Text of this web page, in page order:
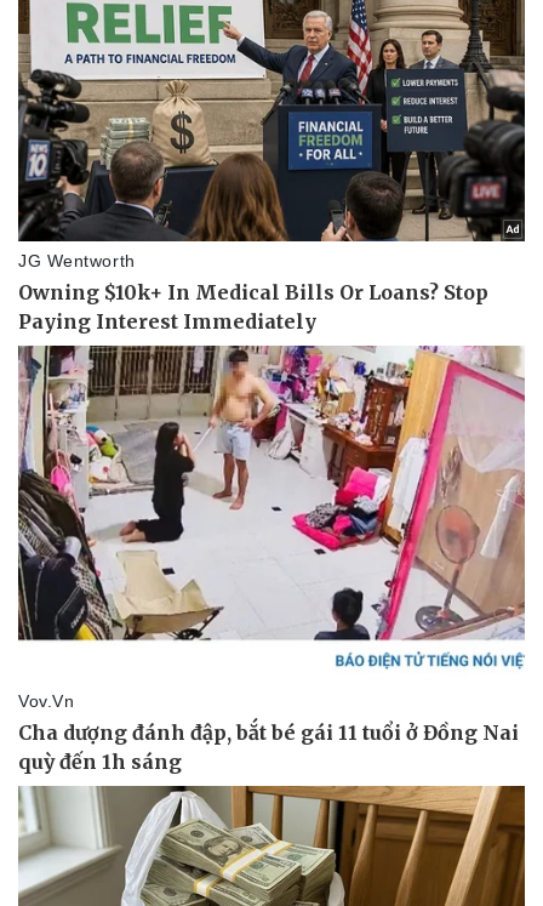
Thể thao
Bóng đá
Lịch thi đấu bóng đá
Thế giới thể thao
eSports
Hậu trường
Ô tô - Xe máy
Ô tô
Xe máy
Tư vấn